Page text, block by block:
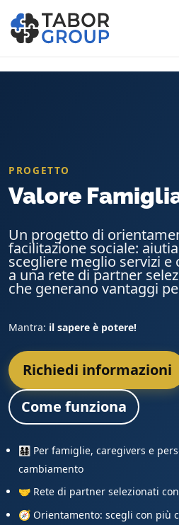
PROGETTO
Valore
Un progetto di
facilitazione sociale:
scegliere meglio servizi e
a una rete di partner
che generano vantaggi
Mantra: il sapere è potere!
Richiedi informazioni
Come funziona
👨‍👩‍👧‍👦 Per famiglie, caregivers e
cambiamento
🤝 Rete di partner selezionati con
🧭 Orientamento: scegli con più